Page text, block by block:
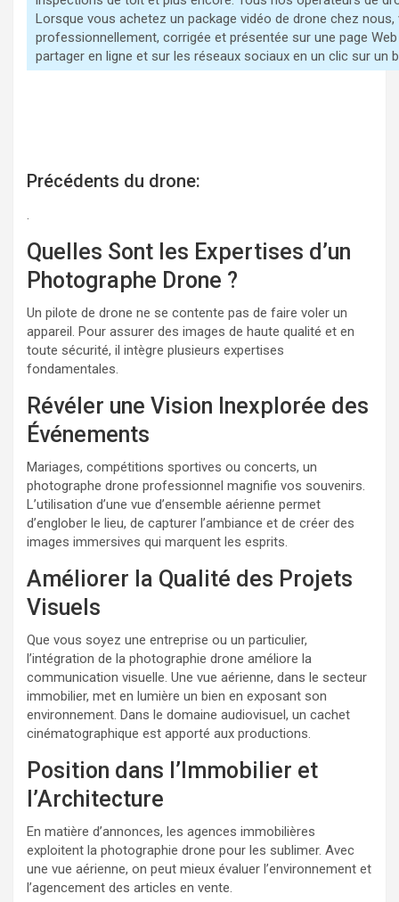
Lorsque vous achetez un package vidéo de drone chez
professionnellement, corrigée et présentée sur une page
partager en ligne et sur les réseaux sociaux en un clic sur un
Précédents du drone:
Post-
navigation
.
Quelles Sont les Expertises d’un
Photographe Drone ?
Un pilote de drone ne se contente pas de faire voler un
appareil. Pour assurer des images de haute qualité et en
toute sécurité, il intègre plusieurs expertises
fondamentales.
Révéler une Vision Inexplorée des
Événements
Mariages, compétitions sportives ou concerts, un
photographe drone professionnel magnifie vos souvenirs.
L’utilisation d’une vue d’ensemble aérienne permet
d’englober le lieu, de capturer l’ambiance et de créer des
images immersives qui marquent les esprits.
Améliorer la Qualité des Projets
Visuels
Que vous soyez une entreprise ou un particulier,
l’intégration de la photographie drone améliore la
communication visuelle. Une vue aérienne, dans le secteur
immobilier, met en lumière un bien en exposant son
environnement. Dans le domaine audiovisuel, un cachet
cinématographique est apporté aux productions.
Position dans l’Immobilier et
l’Architecture
En matière d’annonces, les agences immobilières
exploitent la photographie drone pour les sublimer. Avec
une vue aérienne, on peut mieux évaluer l’environnement et
l’agencement des articles en vente.